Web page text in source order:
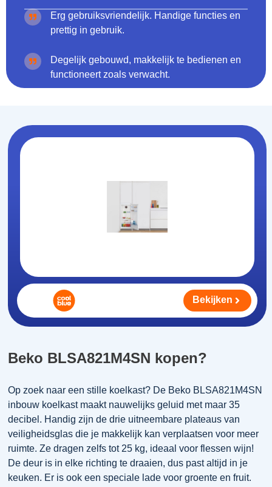
Erg gebruiksvriendelijk. Handige functies en
prettig in gebruik.
Degelijk gebouwd, makkelijk te bedienen en
functioneert zoals verwacht.
Beko BLSA821M4SN kopen?
Op zoek naar een stille koelkast? De Beko BLSA821M4SN
inbouw koelkast maakt nauwelijks geluid met maar 35
decibel. Handig zijn de drie uitneembare plateaus van
veiligheidsglas die je makkelijk kan verplaatsen voor meer
ruimte. Ze dragen zelfs tot 25 kg, ideaal voor flessen wijn!
De deur is in elke richting te draaien, dus past altijd in je
keuken. Er is ook een speciale lade voor groente en fruit.
Bekijken